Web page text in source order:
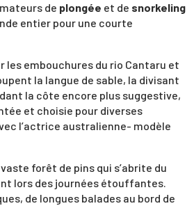
de plongée et de snorkeling
entier pour une courte
les embouchures du rio Cantaru et
la langue de sable, la divisant
la côte encore plus suggestive,
et choisie pour diverses
l’actrice australienne- modèle
forêt de pins qui s’abrite du
lors des journées étouffantes.
de longues balades au bord de